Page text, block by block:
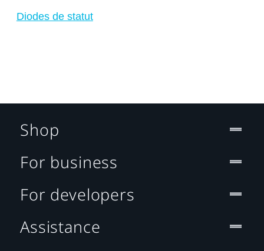
Diodes de statut
Shop
For business
For developers
Assistance